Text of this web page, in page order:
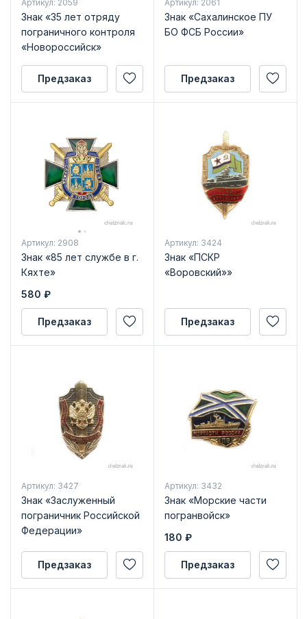
Артикул: 2059
Знак «35 лет отряду
пограничного контроля
«Новороссийск»
Предзаказ
Артикул: 2061
Знак «Сахалинское ПУ
БО ФСБ России»
Предзаказ
Артикул: 2908
Знак «85 лет службе в г.
Кяхте»
580 ₽
Предзаказ
Артикул: 3424
Знак «ПСКР
«Воровский»»
Предзаказ
Артикул: 3427
Знак «Заслуженный
пограничник Российской
Федерации»
Предзаказ
Артикул: 3432
Знак «Морские части
погранвойск»
180 ₽
Предзаказ